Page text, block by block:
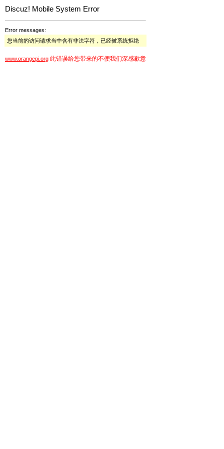
Discuz! Mobile System Error
Error messages:
您当前的访问请求当中含有非法字符，已经被系统拒绝
www.orangepi.org 此错误给您带来的不便我们深感歉意